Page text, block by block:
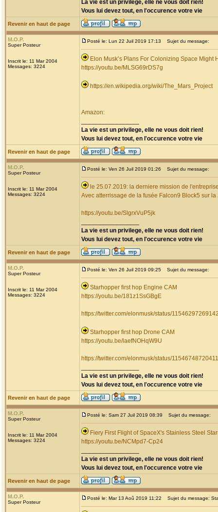
La vie est un privilege, elle ne vous doit rien!
Vous lui devez tout, en l'occurence votre vie
Revenir en haut de page
M.O.P.
Super Posteur
Inscrit le: 11 Mar 2004
Messages: 3224
Posté le: Lun 22 Juil 2019 17:13 Sujet du message:
Elon Musk’s Plans For Colonizing Space
https://youtu.be/MLSG69rDS7g
https://en.wikipedia.org/wiki/The_Mars_Project
Amazon:
La vie est un privilege, elle ne vous doit rien!
Vous lui devez tout, en l'occurence votre vie
Revenir en haut de page
M.O.P.
Super Posteur
Inscrit le: 11 Mar 2004
Messages: 3224
Posté le: Ven 26 Juil 2019 01:26 Sujet du message:
le 25.07.2019: la derniere mission de
Avec atterrissage de la fusée Falcon9 Block5 sur
https://youtu.be/SlgrxVuP5jk
La vie est un privilege, elle ne vous doit rien!
Vous lui devez tout, en l'occurence votre vie
Revenir en haut de page
M.O.P.
Super Posteur
Inscrit le: 11 Mar 2004
Messages: 3224
Posté le: Ven 26 Juil 2019 09:25 Sujet du message:
Starhopper first hop Engine CAM
https://youtu.be/181z1SsGBgE
https://twitter.com/elonmusk/status/
Starhopper first hop Drone CAM
https://youtu.be/laefNOHqW9U
https://twitter.com/elonmusk/status/
La vie est un privilege, elle ne vous doit rien!
Vous lui devez tout, en l'occurence votre vie
Revenir en haut de page
M.O.P.
Super Posteur
Inscrit le: 11 Mar 2004
Messages: 3224
Posté le: Sam 27 Juil 2019 08:39 Sujet du message:
Fiery First Flight of SpaceX's Stainless Steel
https://youtu.be/NCMpd7-Cp24
La vie est un privilege, elle ne vous doit rien!
Vous lui devez tout, en l'occurence votre vie
Revenir en haut de page
M.O.P.
Super Posteur
Posté le: Mar 13 Aoû 2019 11:22 Sujet du message: